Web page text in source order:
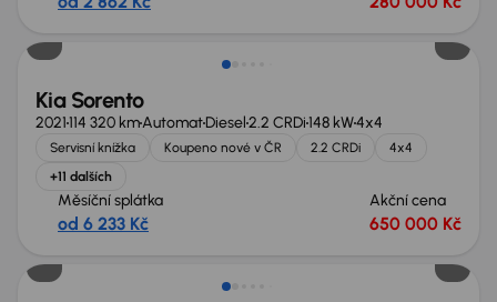
Zlevněno o 70 000 Kč
Kia Sorento
2021114 320 kmAutomatDiesel2.2 CRDi148 kW4x4
Servisní knížka Koupeno nové v ČR 2.2 CRDi
4x4
+11 dalších
Měsíční splátka
od 6 233 Kč
Akční cena
650 000 Kč